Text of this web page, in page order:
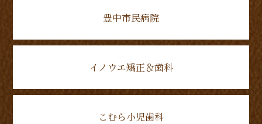
豊中市民病院
イノウエ矯正＆歯科
こむら小児歯科